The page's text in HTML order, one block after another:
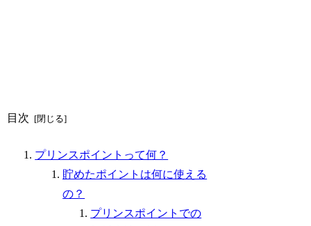
目次
プリンスポイントって何？
貯めたポイントは何に使える
の？
プリンスポイントでの